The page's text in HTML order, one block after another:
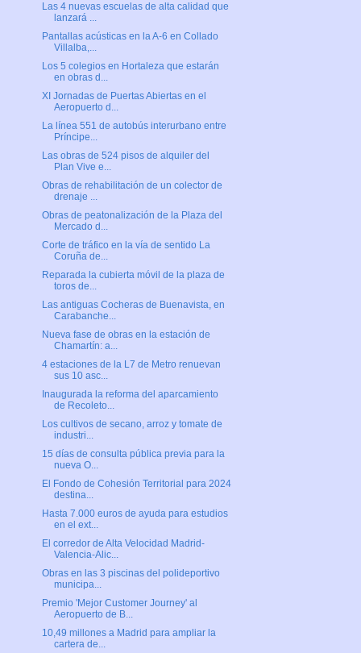
Las 4 nuevas escuelas de alta calidad que
lanzará ...
Pantallas acústicas en la A-6 en Collado
Villalba,...
Los 5 colegios en Hortaleza que estarán
en obras d...
XI Jornadas de Puertas Abiertas en el
Aeropuerto d...
La línea 551 de autobús interurbano entre
Príncipe...
Las obras de 524 pisos de alquiler del
Plan Vive e...
Obras de rehabilitación de un colector de
drenaje ...
Obras de peatonalización de la Plaza del
Mercado d...
Corte de tráfico en la vía de sentido La
Coruña de...
Reparada la cubierta móvil de la plaza de
toros de...
Las antiguas Cocheras de Buenavista, en
Carabanche...
Nueva fase de obras en la estación de
Chamartín: a...
4 estaciones de la L7 de Metro renuevan
sus 10 asc...
Inaugurada la reforma del aparcamiento
de Recoleto...
Los cultivos de secano, arroz y tomate de
industri...
15 días de consulta pública previa para la
nueva O...
El Fondo de Cohesión Territorial para 2024
destina...
Hasta 7.000 euros de ayuda para estudios
en el ext...
El corredor de Alta Velocidad Madrid-
Valencia-Alic...
Obras en las 3 piscinas del polideportivo
municipa...
Premio 'Mejor Customer Journey' al
Aeropuerto de B...
10,49 millones a Madrid para ampliar la
cartera de...